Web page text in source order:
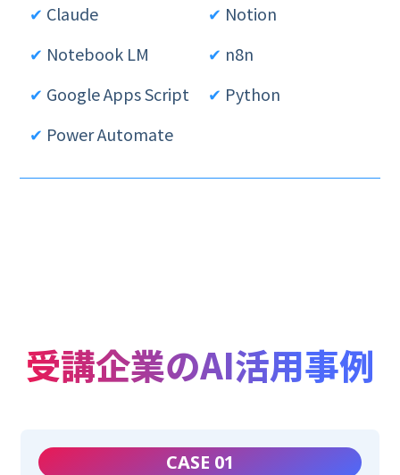
✔ Claude
✔ Notebook LM
✔ Google Apps Script
✔ Power Automate
✔ Notion
✔ n8n
✔ Python
受講企業のAI活用事例
CASE 01